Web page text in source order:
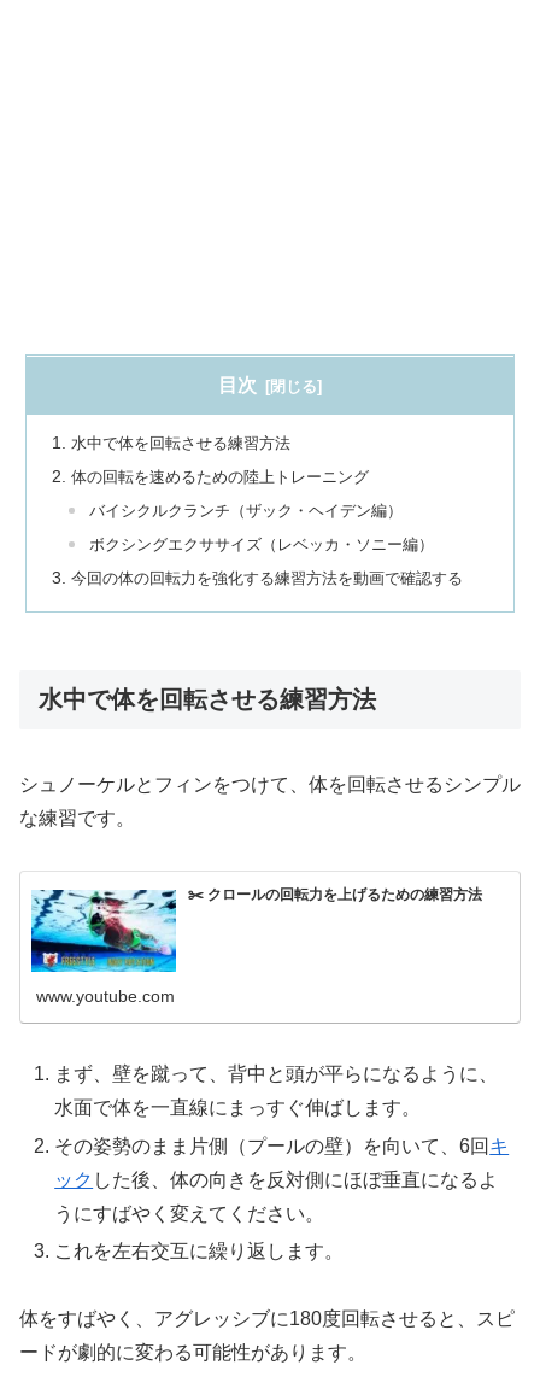
目次
水中で体を回転させる練習方法
体の回転を速めるための陸上トレーニング
バイシクルクランチ（ザック・ヘイデン編）
ボクシングエクササイズ（レベッカ・ソニー編）
今回の体の回転力を強化する練習方法を動画で確認する
水中で体を回転させる練習方法
シュノーケルとフィンをつけて、体を回転させるシンプル
な練習です。
✂️ クロールの回転力を上げるための練習方法
www.youtube.com
まず、壁を蹴って、背中と頭が平らになるように、
水面で体を一直線にまっすぐ伸ばします。
その姿勢のまま片側（プールの壁）を向いて、6回 キ
ック した後、体の向きを反対側にほぼ垂直になるよ
うにすばやく変えてください。
これを左右交互に繰り返します。
体をすばやく、アグレッシブに180度回転させると、スピ
ードが劇的に変わる可能性があります。